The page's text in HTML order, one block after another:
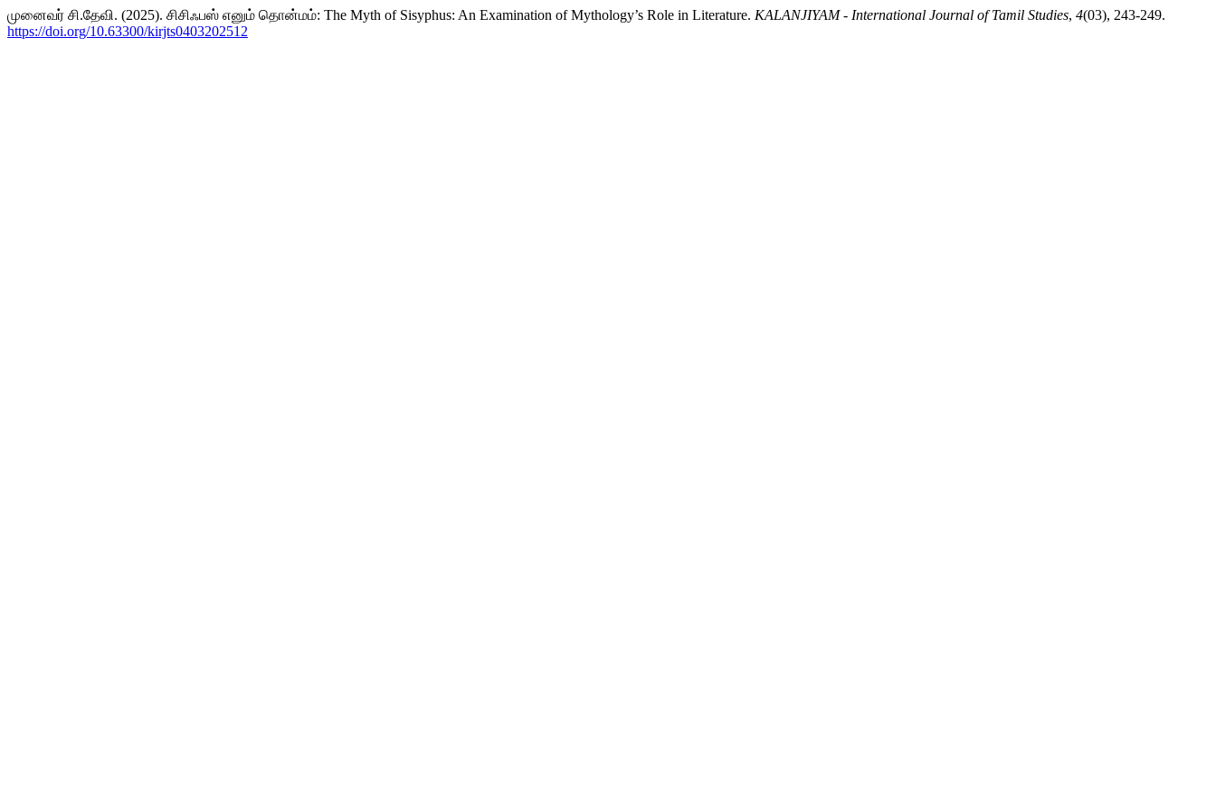
முனைவர் சி.தேவி. (2025). சிசிஃபஸ் எனும் தொன்மம்: The Myth of Sisyphus: An Examination of Mythology’s Role in Literature. KALANJIYAM - International Journal of Tamil Studies, 4(03), 243-249.
https://doi.org/10.63300/kirjts0403202512